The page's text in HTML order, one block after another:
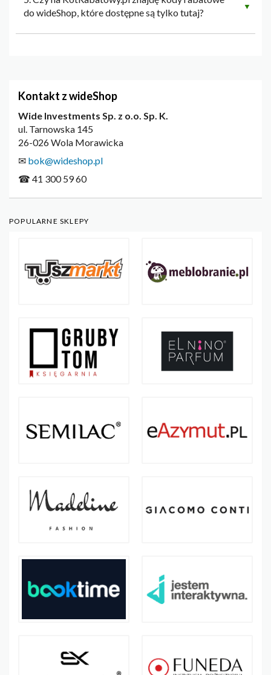
do wideShop, które dostępne są tylko tutaj?
▼
Kontakt z wideShop
Wide Investments Sp. z o.o. Sp. K.
ul. Tarnowska 145
26-026 Wola Morawicka
✉ bok@wideshop.pl
☎ 41 300 59 60
POPULARNE SKLEPY